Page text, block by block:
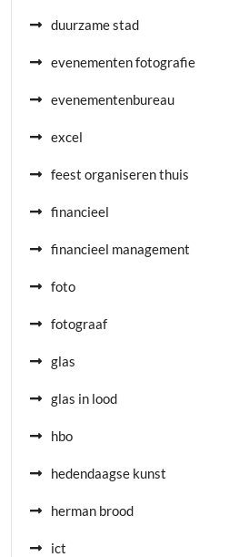
duurzame stad
evenementen fotografie
evenementenbureau
excel
feest organiseren thuis
financieel
financieel management
foto
fotograaf
glas
glas in lood
hbo
hedendaagse kunst
herman brood
ict